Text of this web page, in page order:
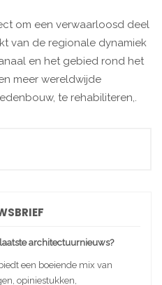
om een verwaarloosd deel
van de regionale dynamiek
en het gebied rond het
meer wereldwijde
te rehabiliteren,.
architectuurnieuws?
een boeiende mix van
opiniestukken,